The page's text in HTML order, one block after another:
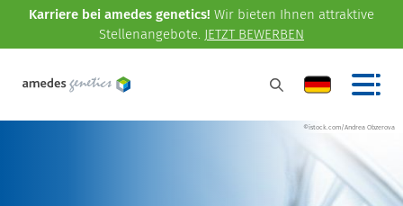
Karriere bei amedes genetics! Wir bieten Ihnen attraktive
Stellenangebote. JETZT BEWERBEN
©istock.com/Andrea Obzerova